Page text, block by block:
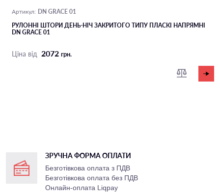
Артикул: DN GRACE 01
РУЛОННІ ШТОРИ ДЕНЬ-НІЧ ЗАКРИТОГО ТИПУ ПЛАСКI НАПРЯМНI
DN GRACE 01
Ціна від 2072 грн.
ЗРУЧНА ФОРМА ОПЛАТИ
Безготівкова оплата з ПДВ
Безготівкова оплата без ПДВ
Онлайн-оплата Liqpay